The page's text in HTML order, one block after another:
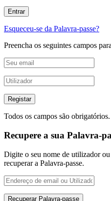
Esqueceu-se da Palavra-passe?
Preencha os seguintes campos
Todos os campos são obrigatórios.
Recupere a sua Palavra-
Digite o seu nome de utilizador
recuperar a Palavra-passe.